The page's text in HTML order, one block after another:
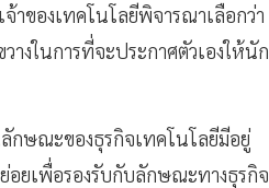
ของเทคโนโลยีพิจารณาเลือกว่า
งในการที่จะประกาศตัวเองให้นัก
กษณะของธุรกิจเทคโนโลยีมีอยู่
ยเพื่อรองรับกับลักษณะทางธุรกิจ